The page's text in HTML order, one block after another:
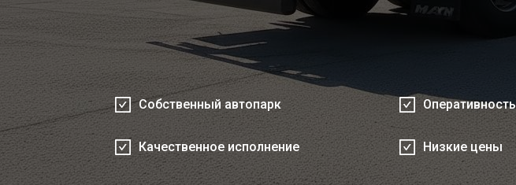
Собственный автопарк Оперативность
Качественное исполнение Низкие цены